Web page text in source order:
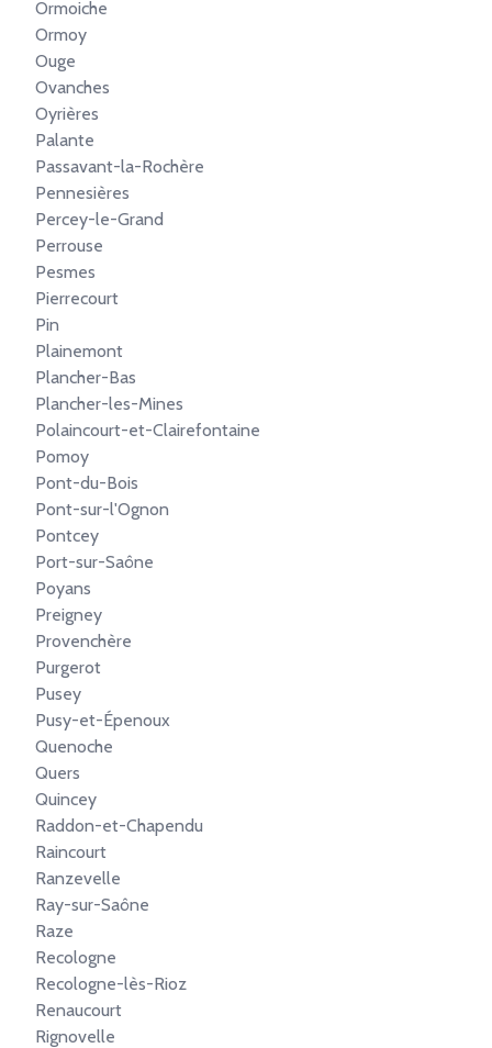
Ormoiche
Ormoy
Ouge
Ovanches
Oyrières
Palante
Passavant-la-Rochère
Pennesières
Percey-le-Grand
Perrouse
Pesmes
Pierrecourt
Pin
Plainemont
Plancher-Bas
Plancher-les-Mines
Polaincourt-et-Clairefontaine
Pomoy
Pont-du-Bois
Pont-sur-l'Ognon
Pontcey
Port-sur-Saône
Poyans
Preigney
Provenchère
Purgerot
Pusey
Pusy-et-Épenoux
Quenoche
Quers
Quincey
Raddon-et-Chapendu
Raincourt
Ranzevelle
Ray-sur-Saône
Raze
Recologne
Recologne-lès-Rioz
Renaucourt
Rignovelle